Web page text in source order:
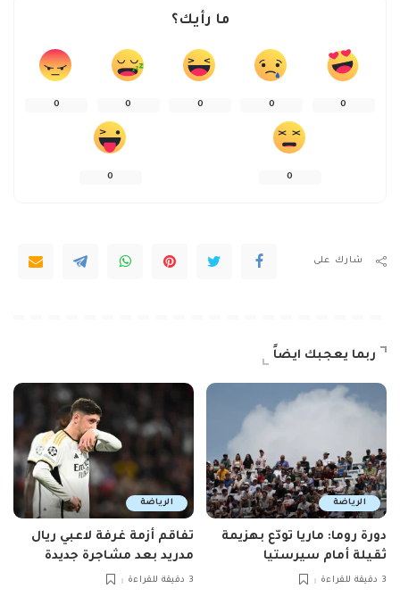
ما رأيك؟
0
0
0
0
0
0
0
شارك على
ربما يعجبك ايضاً
الرياضة
دورة روما: ماريا تودّع بهزيمة
ثقيلة أمام سيرستيا
3 دقيقة للقراءة
الرياضة
تفاقم أزمة غرفة لاعبي ريال
مدريد بعد مشاجرة جديدة
3 دقيقة للقراءة